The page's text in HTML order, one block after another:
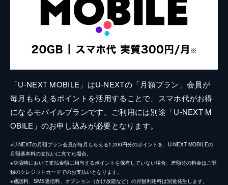
「U-NEXT MOBILE」はU-NEXTの「月額プラン」会員が
毎月もらえるポイントを活用することで、スマホ代がお得
になるモバイルプランです。ご利用には別途「U-NEXT M
OBILE」のお申し込みが必要となります。
※U-NEXTの月額プラン会員が毎月もらえる1,200円分のポイントを、U-NEXT MOBILEの
月額基本料の支払いに充てた場合。
※決済時において支払金額に相当するポイントを保有していない場合、差額分の料金はご登
録のクレジットカードでのお支払いとなります。
※通話料、SMS通信料、オプション（かけ放題など）の月額利用料は別途発生します。